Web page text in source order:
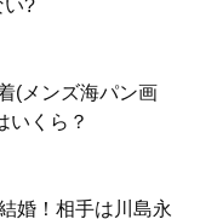
い?
(メンズ海パン画
いくら？
婚！相手は川島永